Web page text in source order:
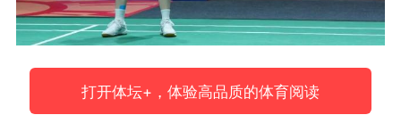
打开体坛+，体验高品质的体育阅读